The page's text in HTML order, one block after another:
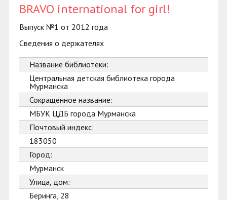
BRAVO international for girl!
Выпуск №1 от 2012 года
Сведения о держателях
Название библиотеки:
Центральная детская библиотека города
Мурманска
Сокращенное название:
МБУК ЦДБ города Мурманска
Почтовый индекс:
183050
Город:
Мурманск
Улица, дом:
Беринга, 28